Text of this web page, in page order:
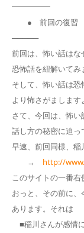
━━━━━
● 前回の復習
─────
前回は、怖い話は
恐怖話を紐解いてみ
そして、怖い話は
より怖さがまします
さて、今回は、怖
話し方の秘密に迫っ
早速、前回同様、稲
→ http://
このサイトの一番右
おっと、その前に
あります。それは
■稲川さんが感情